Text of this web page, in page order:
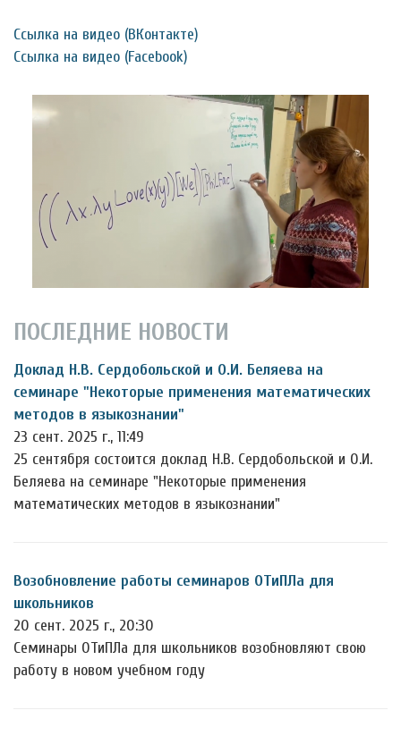
Ссылка на видео (ВКонтакте)
Ссылка на видео (Facebook)
ПОСЛЕДНИЕ НОВОСТИ
Доклад Н.В. Сердобольской и О.И. Беляева на
семинаре "Некоторые применения математических
методов в языкознании"
23 сент. 2025 г., 11:49
25 сентября состоится доклад Н.В. Сердобольской и О.И.
Беляева на семинаре "Некоторые применения
математических методов в языкознании"
Возобновление работы семинаров ОТиПЛа для
школьников
20 сент. 2025 г., 20:30
Семинары ОТиПЛа для школьников возобновляют свою
работу в новом учебном году